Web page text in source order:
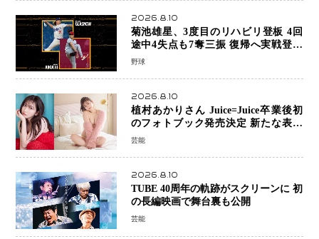
2026.8.10
菊池雄星、3度目のリハビリ登板 4回
途中4失点も7奪三振 復帰へ実戦登板
を重ねる
野球
2026.8.10
植村あかりさん Juice=Juice卒業後初
のフォトブック発売決定 新たな表現
者としての“今”を凝縮
芸能
2026.8.10
TUBE 40周年の軌跡がスクリーンに 初
の長編映画で舞台裏も公開
芸能